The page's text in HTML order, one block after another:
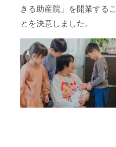
きる助産院」を開業するこ
とを決意しました。